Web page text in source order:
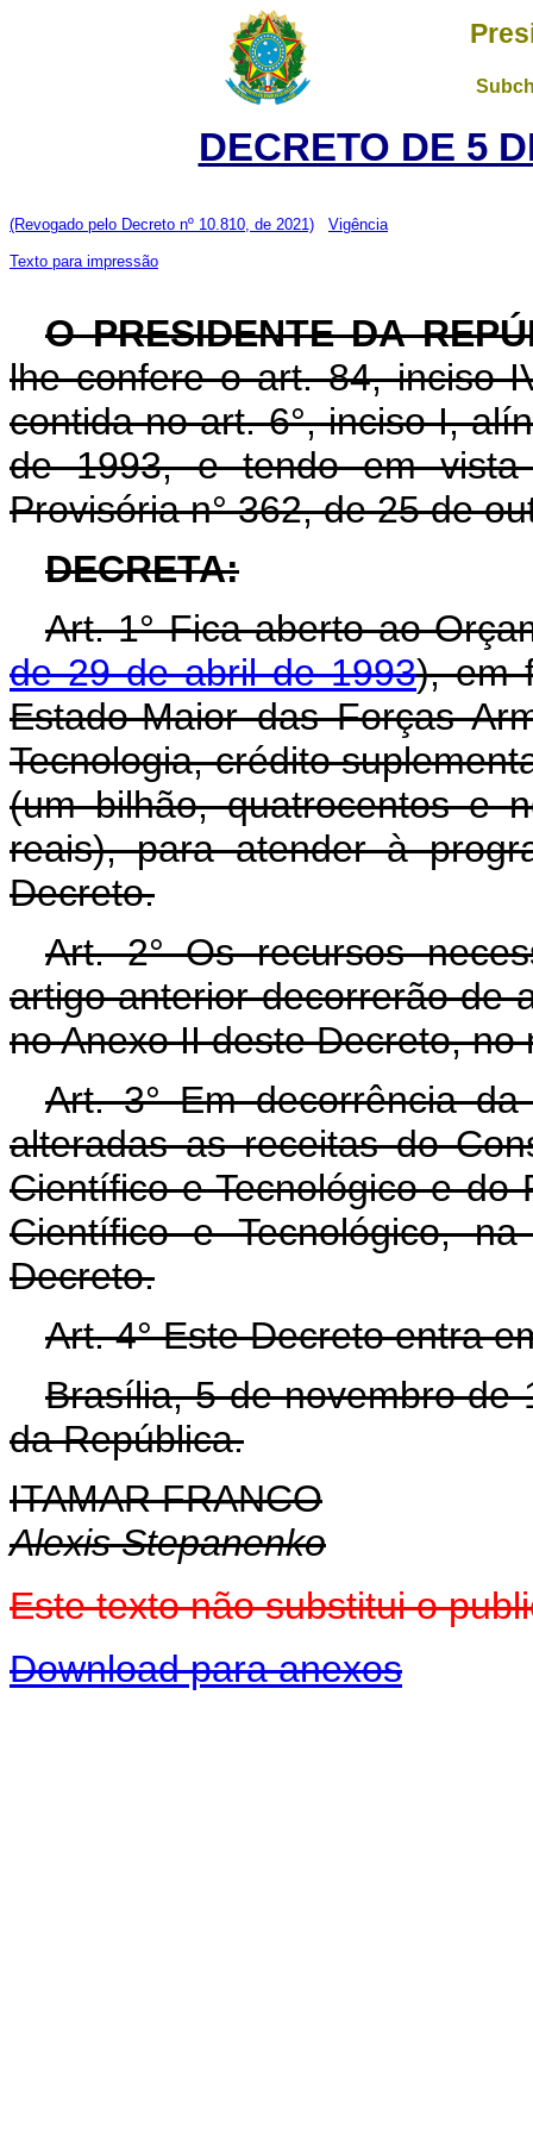
DECRETO DE 5
(Revogado pelo Decreto nº 10.810, de 2021) Vigência
Texto para impressão
O PRESIDENTE DA
lhe confere o art. 84, inciso
contida no art. 6°, inciso I,
de 1993, e tendo em
Provisória n° 362, de 25 de
DECRETA:
Art. 1° Fica aberto ao
de 29 de abril de 1993), em
Estado-Maior das Forças
Tecnologia, crédito
(um bilhão, quatrocentos e
reais), para atender à
Decreto.
Art. 2° Os recursos
artigo anterior decorrerão de
no Anexo II deste Decreto,
Art. 3° Em decorrência
alteradas as receitas do
Científico e Tecnológico e do
Científico e Tecnológico,
Decreto.
Art. 4° Este Decreto entra
Brasília, 5 de novembro de
da República.
ITAMAR FRANCO
Alexis Stepanenko
Este texto não substitui o
Download para anexos